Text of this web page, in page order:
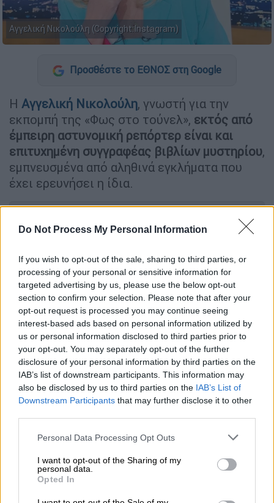
Do Not Process My Personal Information
If you wish to opt-out of the sale, sharing to third parties, or
processing of your personal or sensitive information for
targeted advertising by us, please use the below opt-out
section to confirm your selection. Please note that after your
opt-out request is processed you may continue seeing
interest-based ads based on personal information utilized by
us or personal information disclosed to third parties prior to
your opt-out. You may separately opt-out of the further
disclosure of your personal information by third parties on the
IAB’s list of downstream participants. This information may
also be disclosed by us to third parties on the IAB’s List of
Downstream Participants that may further disclose it to other
Please note that this website/app uses one or more Google
not limited to your visit or usage behaviour. You may click to
grant or deny consent to Google and its third-party tags to
use your data for below specified purposes in below Google
consent section.
Personal Data Processing Opt Outs
I want to opt-out of the Sharing of my
personal data.
Opted In
Αγγελική Νικολούλη (Copyright:Instagram)
Προσθέστε το ΕΘΝΟΣ στη Google
Η Αγγελική Νικολούλη, γνωστή για την
εκπομπή της «Φως στο τούνελ», εκτός από
έμπειρη αστυνομική ρεπόρτερ είναι και
επιτυχημένη συγγραφέας βιβλίων μυστηρίου,
εμπνευσμένα από αληθινά εγκλήματα που
έχει ερευνήσει η ίδια.
Ο Χάρι αποκαλύπτει τα κρυφά σχέδια
της Raptor λίγο πριν το φινάλε του
«Hotel Elvira»
Οι πρώτες πληροφορίες
Όπως αποκάλυψαν στην εκπομπή «Το
Πρωινό» του ΑΝΤ1, η Αγγελική Νικολούλη
«Ονειρεύτηκα το δολοφόνο σου», «Θάνατος
με χείλη κόκκινα», «Έρωτας φονιάς», «Θα
γίνω σκιά σου» και «Απαγωγή», θα γίνουν